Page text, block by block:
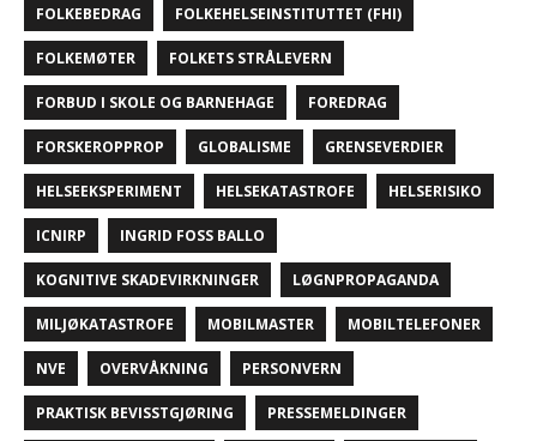
FOLKEBEDRAG FOLKEHELSEINSTITUTTET (FHI)
FOLKEMØTER FOLKETS STRÅLEVERN
FORBUD I SKOLE OG BARNEHAGE FOREDRAG
FORSKEROPPROP GLOBALISME GRENSEVERDIER
HELSEEKSPERIMENT HELSEKATASTROFE HELSERISIKO
ICNIRP INGRID FOSS BALLO
KOGNITIVE SKADEVIRKNINGER LØGNPROPAGANDA
MILJØKATASTROFE MOBILMASTER MOBILTELEFONER
NVE OVERVÅKNING PERSONVERN
PRAKTISK BEVISSTGJØRING PRESSEMELDINGER